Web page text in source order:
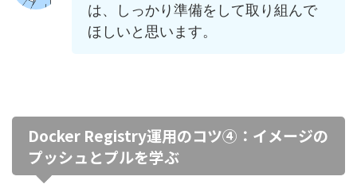
は、しっかり準備をして取り組んで
ほしいと思います。
Docker Registry運用のコツ④：イメージの
プッシュとプルを学ぶ